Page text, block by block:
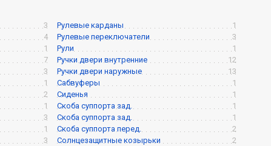
3
4
1
7
3
1
2
1
3
1
3
Рулевые карданы
1
Рулевые переключатели
3
Рули
1
Ручки двери внутренние
12
Ручки двери наружные
13
Сабвуферы
1
Сиденья
1
Скоба суппорта зад.
1
Скоба суппорта зад.
1
Скоба суппорта перед.
2
Солнцезащитные козырьки
2